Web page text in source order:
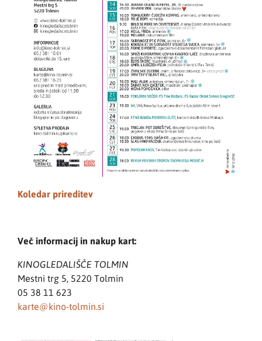
Koledar prireditev
Več informacij in nakup kart:
KINOGLEDALIŠČE TOLMIN
Mestni trg 5, 5220 Tolmin
05 38 11 623
karte@kino-tolmin.si